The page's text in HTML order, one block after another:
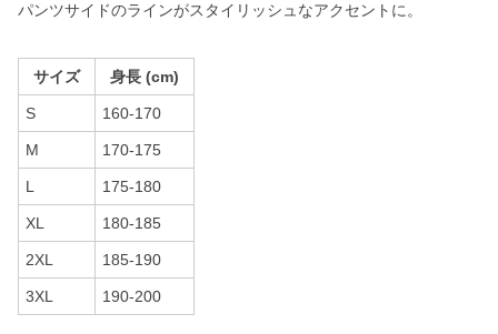
パンツサイドのラインがスタイリッシュなアクセントに。
サイズ 身長 (cm)
S 160-170
M 170-175
L 175-180
XL 180-185
2XL 185-190
3XL 190-200